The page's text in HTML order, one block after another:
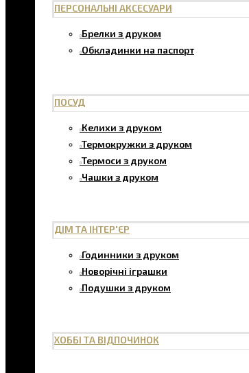
ПЕРСОНАЛЬНІ АКСЕСУАРИ
Брелки з друком
Обкладинки на паспорт
ПОСУД
Келихи з друком
Термокружки з друком
Термоси з друком
Чашки з друком
ДІМ ТА ІНТЕР'ЄР
Годинники з друком
Новорічні іграшки
Подушки з друком
ХОББІ ТА ВІДПОЧИНОК